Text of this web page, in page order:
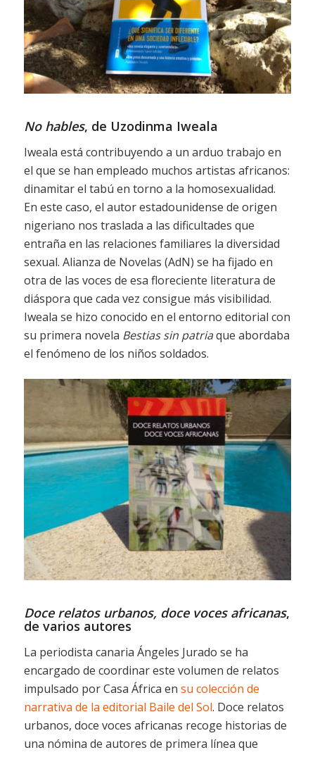
No hables, de Uzodinma Iweala
Iweala está contribuyendo a un arduo trabajo en
el que se han empleado muchos artistas africanos:
dinamitar el tabú en torno a la homosexualidad.
En este caso, el autor estadounidense de origen
nigeriano nos traslada a las dificultades que
entraña en las relaciones familiares la diversidad
sexual. Alianza de Novelas (AdN) se ha fijado en
otra de las voces de esa floreciente literatura de
diáspora que cada vez consigue más visibilidad.
Iweala se hizo conocido en el entorno editorial con
su primera novela Bestias sin patriaque abordaba
el fenómeno de los niños soldados.
Doce relatos urbanos, doce voces africanas,
de varios autores
La periodista canaria Ángeles Jurado se ha
encargado de coordinar este volumen de relatos
impulsado por Casa África en su colección de
narrativa de la editorial Baile del Sol. Doce relatos
urbanos, doce voces africanas recoge historias de
una nómina de autores de primera línea que